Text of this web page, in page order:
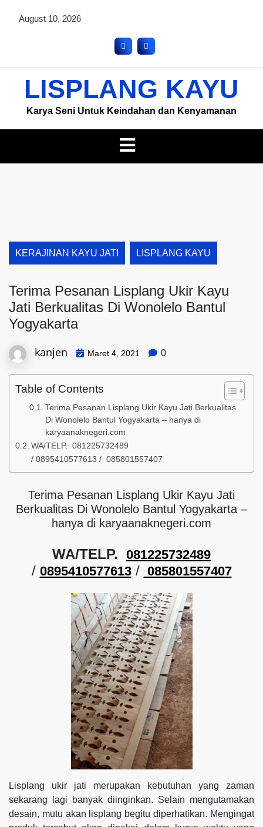
August 10, 2026
LISPLANG KAYU
Karya Seni Untuk Keindahan dan Kenyamanan
KERAJINAN KAYU JATI LISPLANG KAYU
Terima Pesanan Lisplang Ukir Kayu
Jati Berkualitas Di Wonolelo Bantul
Yogyakarta
kanjen Maret 4, 2021 0
Table of Contents
Terima Pesanan Lisplang Ukir Kayu Jati Berkualitas
Di Wonolelo Bantul Yogyakarta – hanya di
karyaanaknegeri.com
WA/TELP. 081225732489
/ 0895410577613 / 085801557407
Terima Pesanan Lisplang Ukir Kayu Jati
Berkualitas Di Wonolelo Bantul Yogyakarta –
hanya di karyaanaknegeri.com
WA/TELP. 081225732489
/ 0895410577613/ 085801557407
Lisplang ukir jati merupakan kebutuhan yang zaman
sekarang lagi banyak diinginkan. Selain mengutamakan
desain, mutu akan lisplang begitu diperhatikan. Mengingat